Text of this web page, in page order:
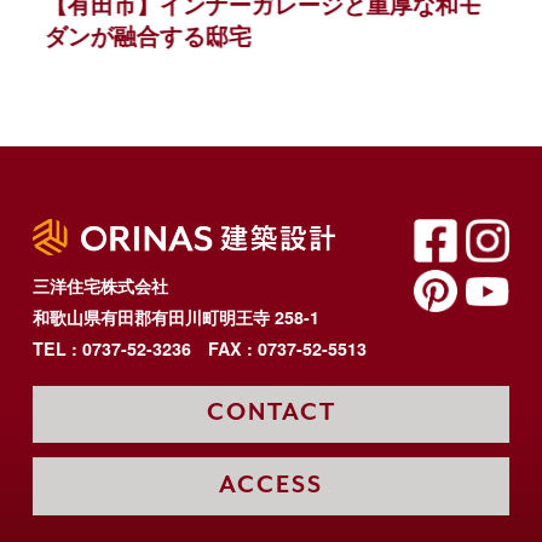
ダンが融合する邸宅
三洋住宅株式会社
和歌山県有田郡有田川町明王寺 258-1
TEL : 0737-52-3236FAX : 0737-52-5513
CONTACT
ACCESS